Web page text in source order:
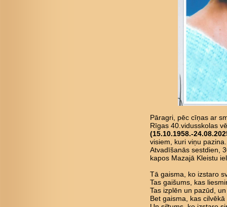
Pāragri, pēc cīņas ar
Rīgas 40.vidusskolas
(15.10.1958.-
visiem, kuri viņu pazina.
Atvadīšanās sestdien,
kapos Mazajā Kleistu
Tā gaisma, ko izstaro
Tas gaišums, kas
Tas izplēn un pazūd,
Bet gaisma, kas